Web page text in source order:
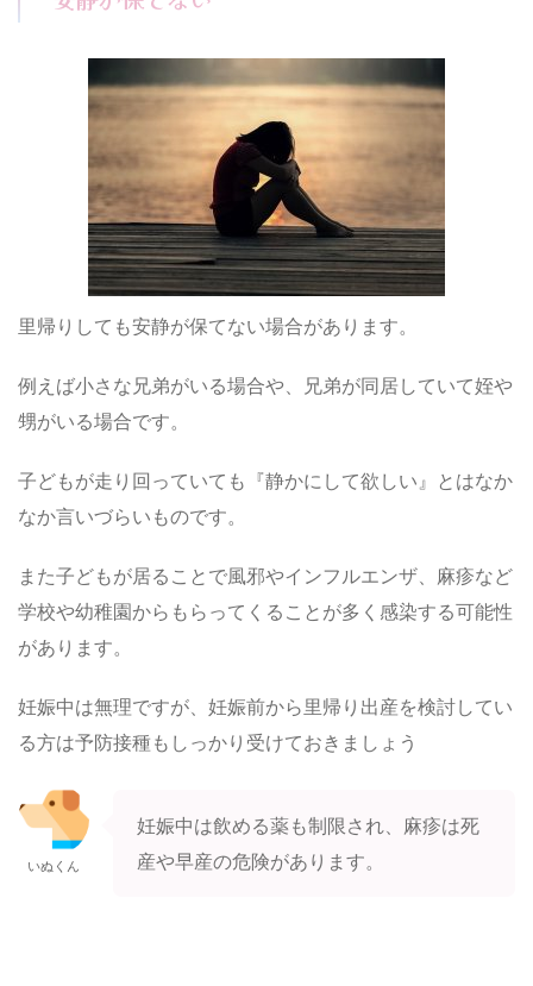
里帰りしても安静が保てない場合があります。
例えば小さな兄弟がいる場合や、兄弟が同居していて姪や
甥がいる場合です。
子どもが走り回っていても『静かにして欲しい』とはなか
なか言いづらいものです。
また子どもが居ることで風邪やインフルエンザ、麻疹など
学校や幼稚園からもらってくることが多く感染する可能性
があります。
妊娠中は無理ですが、妊娠前から里帰り出産を検討してい
る方は予防接種もしっかり受けておきましょう
いぬくん
妊娠中は飲める薬も制限され、麻疹は死
産や早産の危険があります。